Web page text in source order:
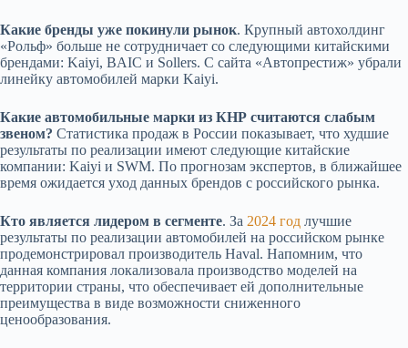
Какие бренды уже покинули рынок. Крупный автохолдинг
«Рольф» больше не сотрудничает со следующими китайскими
брендами: Kaiyi, BAIC и Sollers. С сайта «Автопрестиж» убрали
линейку автомобилей марки Kaiyi.
Какие автомобильные марки из КНР считаются слабым
звеном? Статистика продаж в России показывает, что худшие
результаты по реализации имеют следующие китайские
компании: Kaiyi и SWM. По прогнозам экспертов, в ближайшее
время ожидается уход данных брендов с российского рынка.
Кто является лидером в сегменте. За 2024 год лучшие
результаты по реализации автомобилей на российском рынке
продемонстрировал производитель Haval. Напомним, что
данная компания локализовала производство моделей на
территории страны, что обеспечивает ей дополнительные
преимущества в виде возможности сниженного
ценообразования.